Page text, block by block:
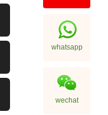
whatsapp
wechat